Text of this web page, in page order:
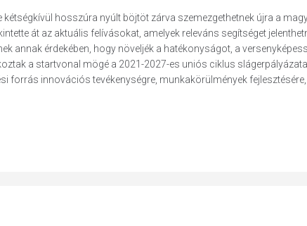
kétségkívül hosszúra nyúlt böjtöt zárva szemezgethetnek újra a
át az aktuális felívásokat, amelyek releváns segítséget
annak érdekében, hogy növeljék a hatékonyságot, a
a startvonal mögé a 2021-2027-es uniós ciklus
forrás innovációs tevékenységre, munkakörülmények fejlesztésére,